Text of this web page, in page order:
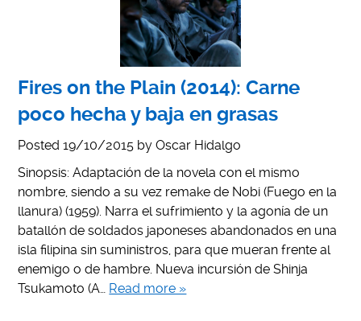
Fires on the Plain (2014): Carne
poco hecha y baja en grasas
Posted19/10/2015 byOscar Hidalgo
Sinopsis: Adaptación de la novela con el mismo
nombre, siendo a su vez remake de Nobi (Fuego en la
llanura) (1959). Narra el sufrimiento y la agonía de un
batallón de soldados japoneses abandonados en una
isla filipina sin suministros, para que mueran frente al
enemigo o de hambre. Nueva incursión de Shinja
Tsukamoto (A… Read more »